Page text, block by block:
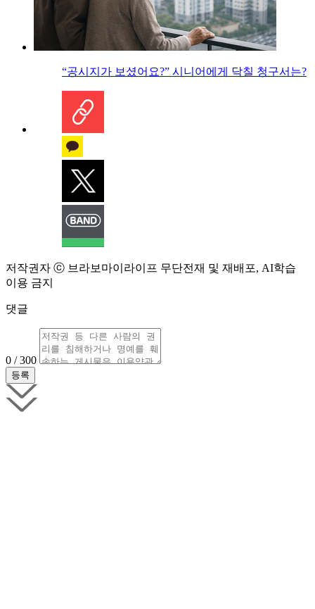
“공시지가 보셨어요?” 시니어에게 닥칠 청구서는?
저작권자 ⓒ 브라보마이라이프 무단전재 및 재배포, AI학습
이용 금지
댓글
0 / 300